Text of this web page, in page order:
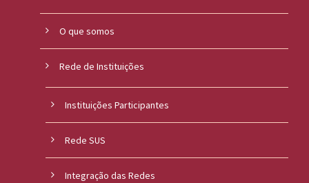
O que somos
Rede de Instituições
Instituições Participantes
Rede SUS
Integração das Redes